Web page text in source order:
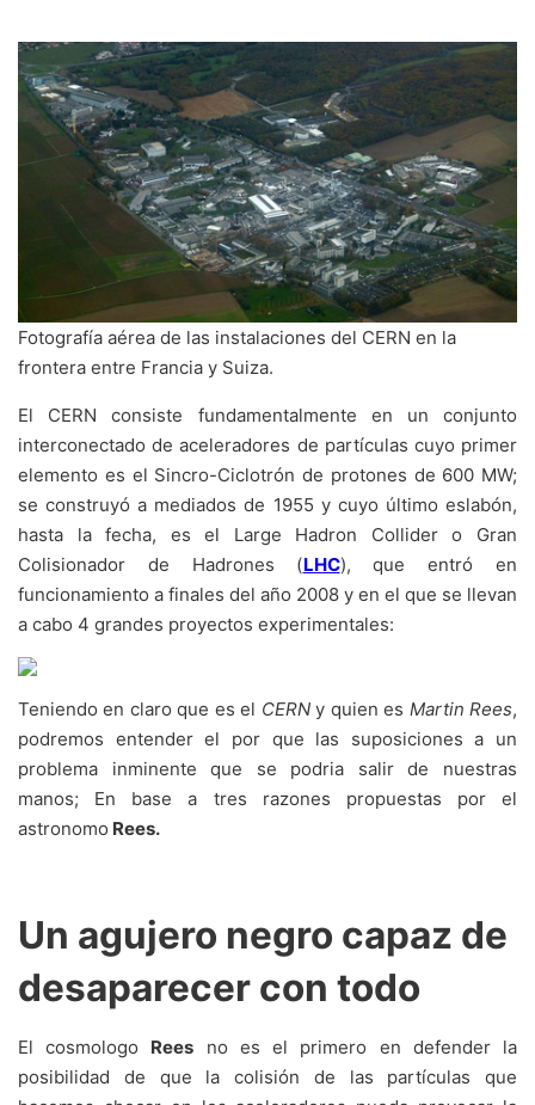
Fotografía aérea de las instalaciones del CERN en la
frontera entre Francia y Suiza.
El CERN consiste fundamentalmente en un conjunto
interconectado de aceleradores de partículas cuyo primer
elemento es el Sincro-Ciclotrón de protones de 600 MW;
se construyó a mediados de 1955 y cuyo último eslabón,
hasta la fecha, es el Large Hadron Collider o Gran
Colisionador de Hadrones (LHC), que entró en
funcionamiento a finales del año 2008 y en el que se llevan
a cabo 4 grandes proyectos experimentales:
Teniendo en claro que es el CERNy quien es Martin Rees,
podremos entender el por que las suposiciones a un
problema inminente que se podria salir de nuestras
manos; En base a tres razones propuestas por el
astronomo Rees.
Un agujero negro capaz de
desaparecer con todo
El cosmologo Rees no es el primero en defender la
posibilidad de que la colisión de las partículas que